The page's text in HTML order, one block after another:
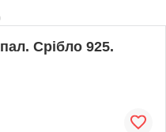
Срібло 925.